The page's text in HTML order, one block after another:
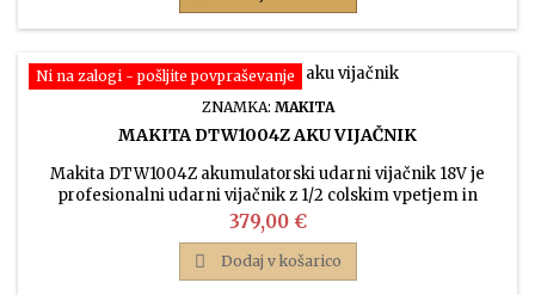
Ni na zalogi - pošljite povpraševanje
ZNAMKA: MAKITA
MAKITA DTW1004Z AKU VIJAČNIK
Makita DTW1004Z akumulatorski udarni vijačnik 18V je
profesionalni udarni vijačnik z 1/2 colskim vpetjem in
premore 1300Nm odteznega in 1050 zateznega navora. Novi
udarni vijačnik z večjim število vrtljajev.
Cena
379,00 €
 Dodaj v košarico